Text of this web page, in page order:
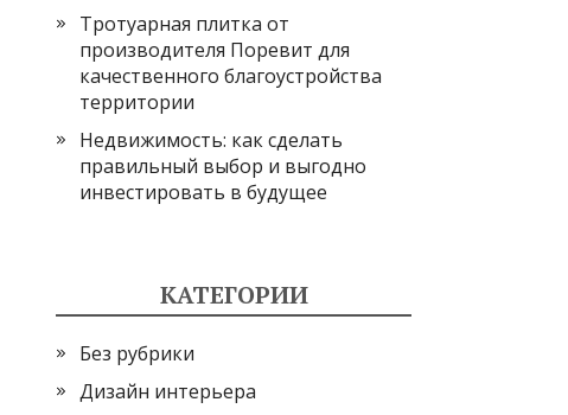
Тротуарная плитка от
производителя Поревит для
качественного благоустройства
территории
Недвижимость: как сделать
правильный выбор и выгодно
инвестировать в будущее
КАТЕГОРИИ
Без рубрики
Дизайн интерьера